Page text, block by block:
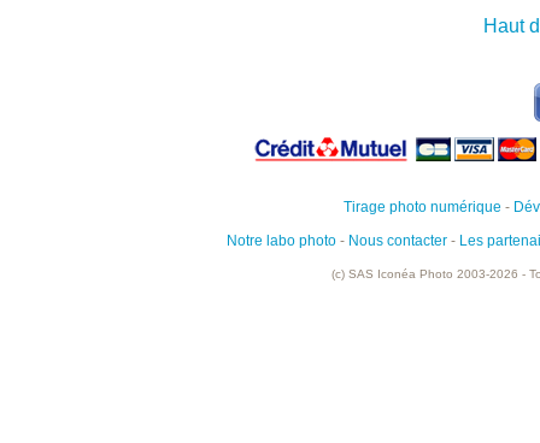
Haut
Tirage photo numérique -
Notre labo photo - Nous contacter - Les
(c) SAS Iconéa Photo 2003-2026 -